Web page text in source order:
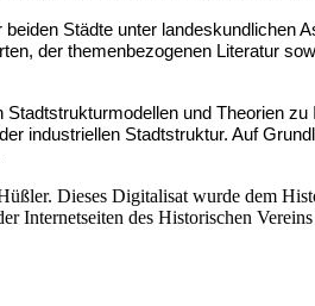
Städte unter
der themenbezogenen Literatur
und Theorien
industriellen Stadtstruktur. Auf
Dieses Digitalisat wurde dem
Internetseiten des Historischen